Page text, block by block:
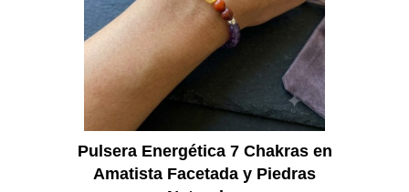
Pulsera Energética 7 Chakras en
Amatista Facetada y Piedras